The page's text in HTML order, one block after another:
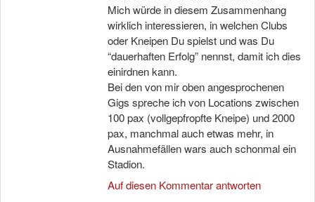
Mich würde in diesem Zusammenhang
wirklich interessieren, in welchen Clubs
oder Kneipen Du spielst und was Du
“dauerhaften Erfolg” nennst, damit ich dies
einirdnen kann.
Bei den von mir oben angesprochenen
Gigs spreche ich von Locations zwischen
100 pax (vollgepfropfte Kneipe) und 2000
pax, manchmal auch etwas mehr, in
Ausnahmefällen wars auch schonmal ein
Stadion.
Auf diesen Kommentar antworten